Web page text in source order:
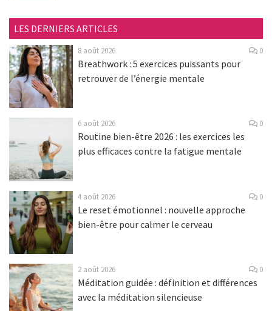
LES DERNIERS ARTICLES
8 août 2026 0
Breathwork : 5 exercices puissants pour
retrouver de l’énergie mentale
6 août 2026 0
Routine bien-être 2026 : les exercices les
plus efficaces contre la fatigue mentale
4 août 2026 0
Le reset émotionnel : nouvelle approche
bien-être pour calmer le cerveau
2 août 2026 0
Méditation guidée : définition et différences
avec la méditation silencieuse